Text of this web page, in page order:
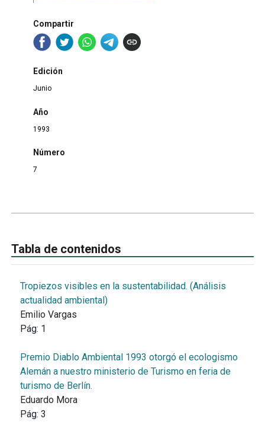
Compartir
Edición
Junio
Año
1993
Número
7
Tabla de contenidos
Tropiezos visibles en la sustentabilidad. (Análisis
actualidad ambiental)
Emilio Vargas
Pág: 1
Premio Diablo Ambiental 1993 otorgó el ecologismo
Alemán a nuestro ministerio de Turismo en feria de
turismo de Berlín.
Eduardo Mora
Pág: 3